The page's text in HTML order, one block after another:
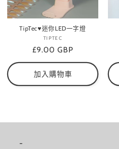
TipTec♥迷你LED一字燈
廠
商：
TIPTEC
定
價
£9.00 GBP
加入購物車
-